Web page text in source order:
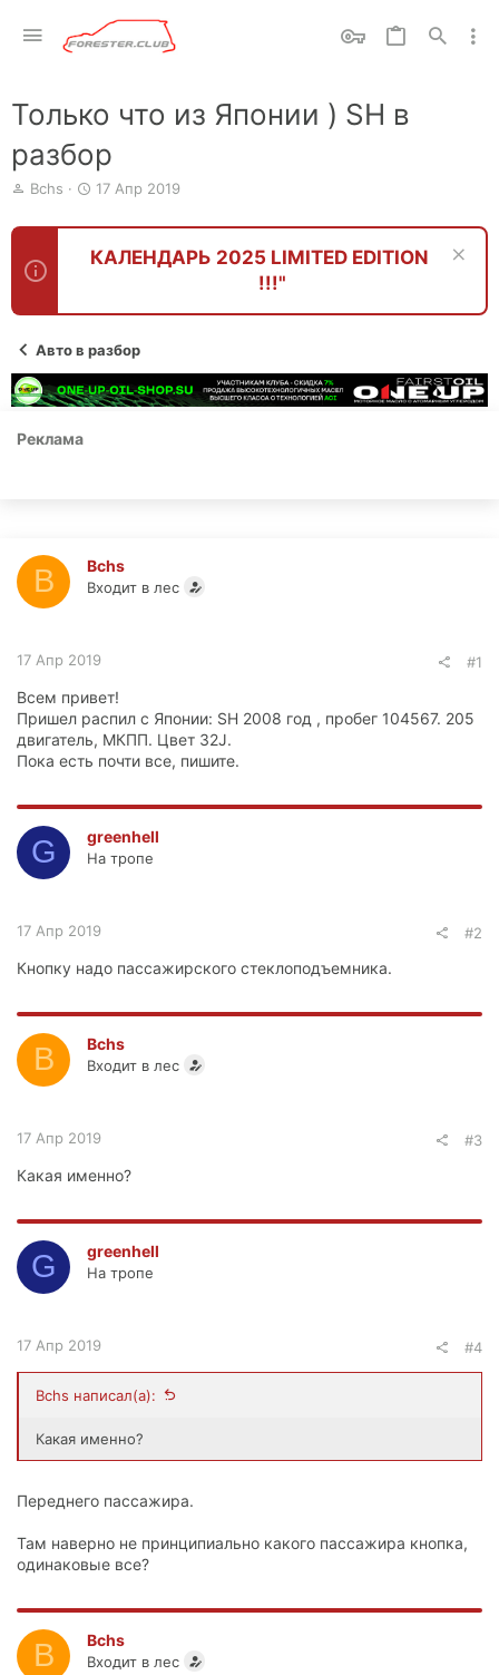
Только что из Японии ) SH в
разбор
А
т
р
т
ы
Bchs
Д
т
а
н
л
17 Апр 2019
КАЛЕНДАРЬ 2025 LIMITED EDITION
!!!"
Авто в разбор
Реклама
B Bchs
Входит в лес
17 Апр 2019 #1
Всем привет!
Пришел распил с Японии: SH 2008 год , пробег 104567. 205
двигатель, МКПП. Цвет 32J.
Пока есть почти все, пишите.
G greenhell
На тропе
17 Апр 2019 #2
Кнопку надо пассажирского стеклоподъемника.
B Bchs
Входит в лес
17 Апр 2019 #3
Какая именно?
G greenhell
На тропе
17 Апр 2019 #4
Bchs написал(а):
Какая именно?
Переднего пассажира.
Там наверно не принципиально какого пассажира кнопка,
одинаковые все?
B Bchs
Входит в лес